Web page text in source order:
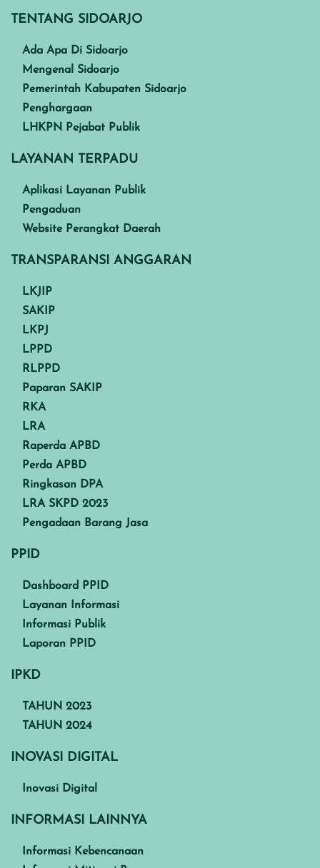
TENTANG SIDOARJO
Ada Apa Di Sidoarjo
Mengenal Sidoarjo
Pemerintah Kabupaten Sidoarjo
Penghargaan
LHKPN Pejabat Publik
LAYANAN TERPADU
Aplikasi Layanan Publik
Pengaduan
Website Perangkat Daerah
TRANSPARANSI ANGGARAN
LKJIP
SAKIP
LKPJ
LPPD
RLPPD
Paparan SAKIP
RKA
LRA
Raperda APBD
Perda APBD
Ringkasan DPA
LRA SKPD 2023
Pengadaan Barang Jasa
PPID
Dashboard PPID
Layanan Informasi
Informasi Publik
Laporan PPID
IPKD
TAHUN 2023
TAHUN 2024
INOVASI DIGITAL
Inovasi Digital
INFORMASI LAINNYA
Informasi Kebencanaan